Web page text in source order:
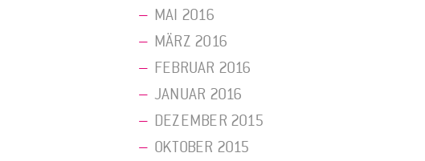
MAI 2016
MÄRZ 2016
FEBRUAR 2016
JANUAR 2016
DEZEMBER 2015
OKTOBER 2015